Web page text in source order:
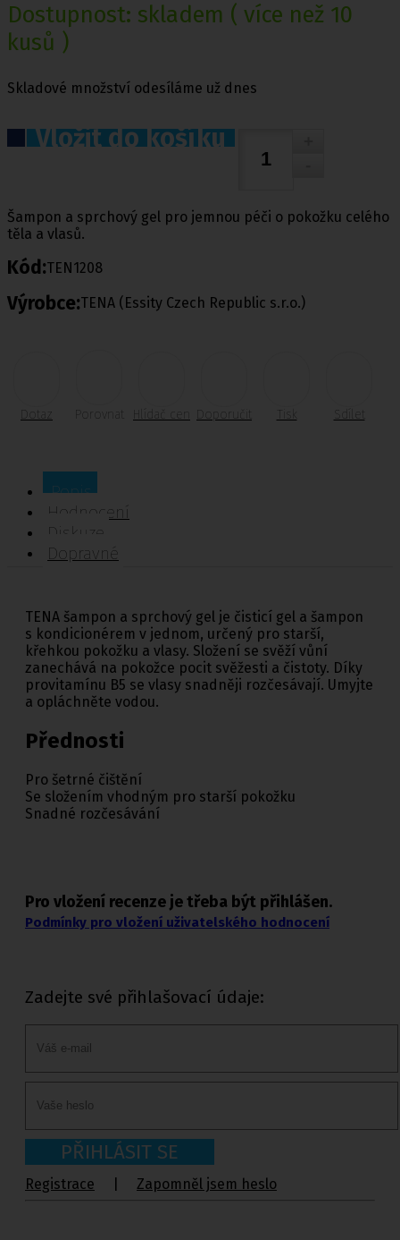
Dostupnost: skladem ( více než 10
kusů )
Skladové množství odesíláme už dnes
Vložit do košíku
Šampon a sprchový gel pro jemnou péči o pokožku celého
těla a vlasů.
Kód:TEN1208
Výrobce:TENA (Essity Czech Republic s.r.o.)
Dotaz Porovnat Doporučit Tisk Sdílet
Popis
Hodnocení
Diskuze
Dopravné
TENA šampon a sprchový gel je čisticí gel a šampon
s kondicionérem v jednom, určený pro starší,
křehkou pokožku a vlasy. Složení se svěží vůní
zanechává na pokožce pocit svěžesti a čistoty. Díky
provitamínu B5 se vlasy snadněji rozčesávají. Umyjte
a opláchněte vodou.
Přednosti
Pro šetrné čištění
Se složením vhodným pro starší pokožku
Snadné rozčesávání
Pro vložení recenze je třeba být přihlášen.
Podmínky pro vložení uživatelského hodnocení
Zadejte své přihlašovací údaje:
PŘIHLÁSIT SE
Registrace Zapomněl jsem heslo